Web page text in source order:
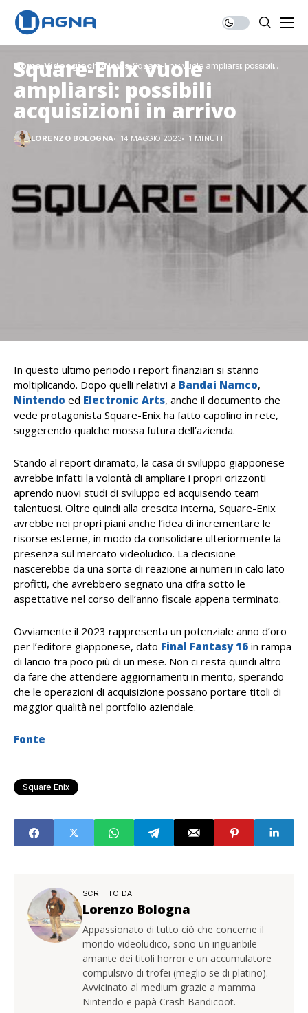
Home Videogiochi News Square-Enix vuole ampliarsi: possibili
acquisizioni in arrivo
Square-Enix vuole
ampliarsi: possibili
acquisizioni in arrivo
LORENZO BOLOGNA 14 MAGGIO 2023 1 MINUTI
In questo ultimo periodo i report finanziari si stanno
moltiplicando. Dopo quelli relativi a Bandai Namco,
Nintendo ed Electronic Arts, anche il documento che
vede protagonista Square-Enix ha fatto capolino in rete,
suggerendo qualche mossa futura dell’azienda.
Stando al report diramato, la casa di sviluppo giapponese
avrebbe infatti la volontà di ampliare i propri orizzonti
aprendo nuovi studi di sviluppo ed acquisendo team
talentuosi. Oltre quindi alla crescita interna, Square-Enix
avrebbe nei propri piani anche l’idea di incrementare le
risorse esterne, in modo da consolidare ulteriormente la
presenza sul mercato videoludico. La decisione
nascerebbe da una sorta di reazione ai numeri in calo lato
profitti, che avrebbero segnato una cifra sotto le
aspettative nel corso dell’anno fiscale appena terminato.
Ovviamente il 2023 rappresenta un potenziale anno d’oro
per l’editore giapponese, dato Final Fantasy 16 in rampa
di lancio tra poco più di un mese. Non ci resta quindi altro
da fare che attendere aggiornamenti in merito, sperando
che le operazioni di acquisizione possano portare titoli di
maggior qualità nel portfolio aziendale.
Fonte
Square Enix
SCRITTO DA
Lorenzo Bologna
Appassionato di tutto ciò che concerne il
mondo videoludico, sono un inguaribile
amante dei titoli horror e un accumulatore
compulsivo di trofei (meglio se di platino).
Avvicinato al medium grazie a mamma
Nintendo e papà Crash Bandicoot.